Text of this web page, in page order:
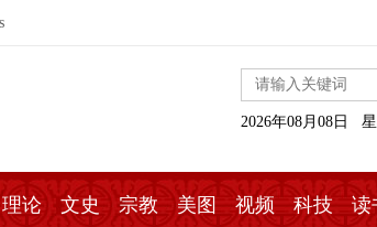
2026年08月08日
理论 文史 宗教 美图 视频 科技 读